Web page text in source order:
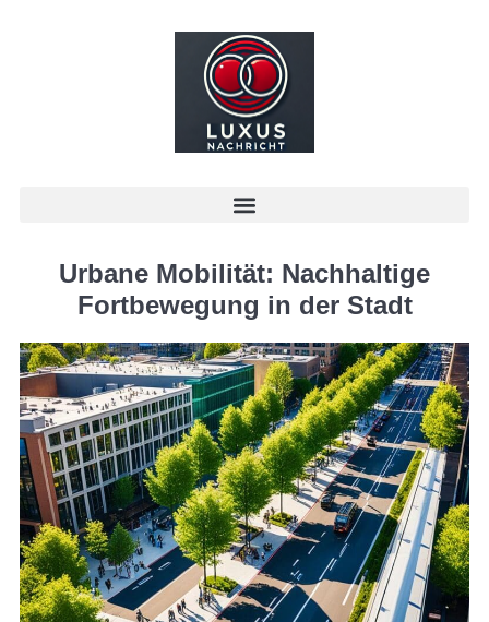
Urbane Mobilität: Nachhaltige
Fortbewegung in der Stadt